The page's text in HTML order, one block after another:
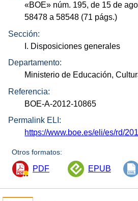
«BOE» núm. 195, de 15 de
58478 a 58548 (71 págs.)
Sección:
I. Disposiciones generales
Departamento:
Ministerio de Educación,
Referencia:
BOE-A-2012-10865
Permalink ELI:
https://www.boe.es/eli/es/rd/
Otros formatos:
PDF EPUB